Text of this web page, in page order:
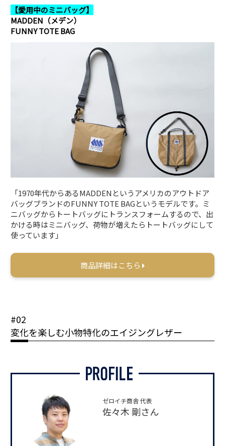
【愛用中のミニバッグ】
MADDEN（メデン）
FUNNY TOTE BAG
「1970年代からあるMADDENというアメリカのアウトドア
バッグブランドのFUNNY TOTE BAGというモデルです。ミ
ニバッグからトートバッグにトランスフォームするので、出
かける時はミニバッグ、荷物が増えたらトートバッグにして
使っています」
商品詳細はこちら
#02
変化を楽しむ小物特化のエイジングレザー
ゼロイチ商舎 代表
佐々木 剛さん